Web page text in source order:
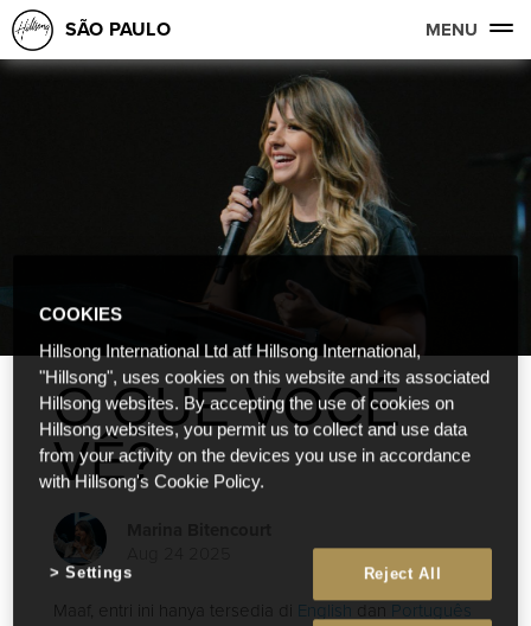
SÃO PAULO MENU
O QUE VOCÊ
VÊ?
Maaf, entri ini hanya tersedia di English dan Português
COOKIES
Hillsong International Ltd atf Hillsong International,
"Hillsong", uses cookies on this website and its associated
Hillsong websites. By accepting the use of cookies on
Hillsong websites, you permit us to collect and use data
from your activity on the devices you use in accordance
with Hillsong's Cookie Policy.
Reject All
Settings